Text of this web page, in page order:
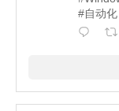
#自动